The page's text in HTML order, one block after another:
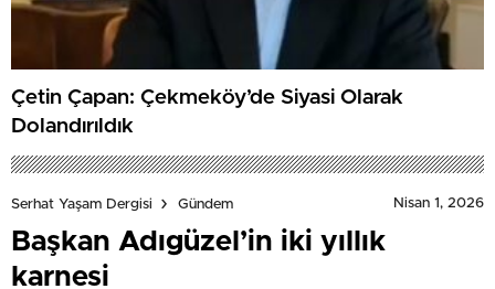
Çetin Çapan: Çekmeköy’de Siyasi Olarak
Dolandırıldık
Serhat Yaşam Dergisi Gündem Nisan 1, 2026
Başkan Adıgüzel’in iki yıllık
karnesi